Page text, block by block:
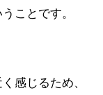
ことです。
感じるため、